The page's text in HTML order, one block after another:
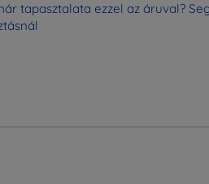
tapasztalata ezzel az áruval?